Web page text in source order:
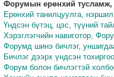
Форумын ерөнхий тусламж,
Ерөнхий танилцуулга,
Үндсэн бүтэц, цэс, түүний
Хэрэглэгчийн навиготор,
Форумд шинэ бичлэг,
Бичлэг дээрх үндсэн
Форум болон бичлэгтэй